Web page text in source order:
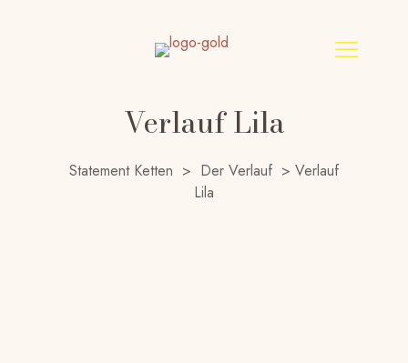
Verlauf Lila
Statement Ketten > Der Verlauf > Verlauf
Lila